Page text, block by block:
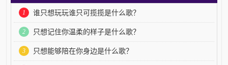
1 谁只想玩玩谁只可揽揽是什么歌？
2 只想记住你温柔的样子是什么歌？
3 只想能够陪在你身边是什么歌？